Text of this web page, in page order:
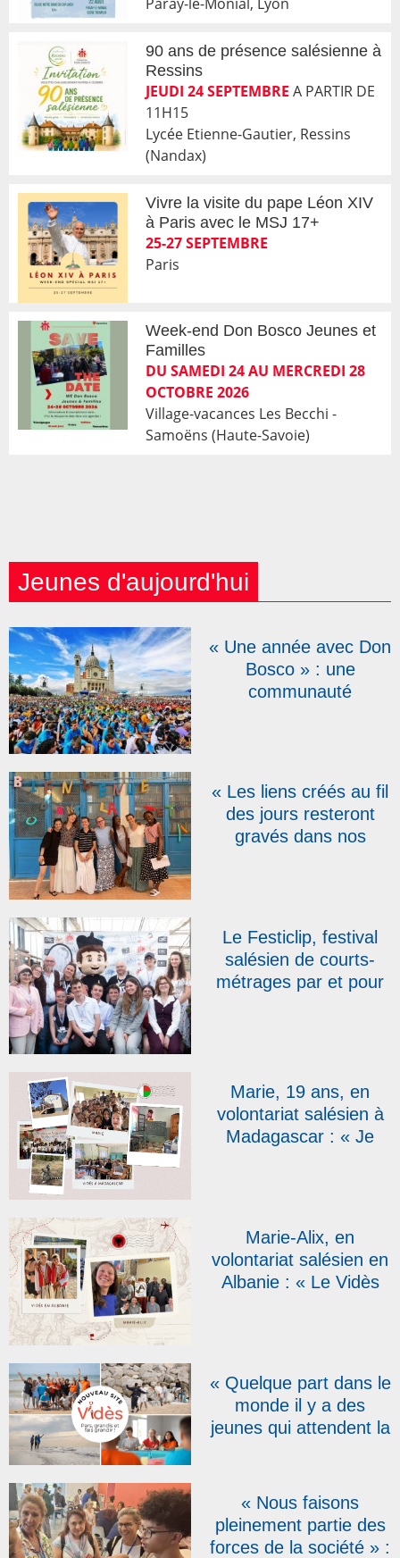
90 ans de présence salésienne à
Ressins
JEUDI 24 SEPTEMBRE A PARTIR DE
11H15
Lycée Etienne-Gautier, Ressins
(Nandax)
Vivre la visite du pape Léon XIV
à Paris avec le MSJ 17+
25-27 SEPTEMBRE
Paris
Week-end Don Bosco Jeunes et
Familles
DU SAMEDI 24 AU MERCREDI 28
OCTOBRE 2026
Village-vacances Les Becchi -
Samoëns (Haute-Savoie)
Jeunes d'aujourd'hui
« Une année avec Don
Bosco » : une
communauté
en Italie
« Les liens créés au fil
des jours resteront
gravés dans nos
Le Festiclip, festival
salésien de courts-
métrages par et pour
Marie, 19 ans, en
volontariat salésien à
Madagascar : « Je
Marie-Alix, en
volontariat salésien en
Albanie : « Le Vidès
« Quelque part dans le
monde il y a des
jeunes qui attendent la
belge » : un nouveau
site web pour le Vidès
France-Belgique sud
« Nous faisons
pleinement partie des
forces de la société » :